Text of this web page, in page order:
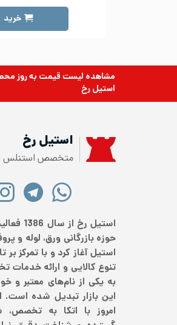
خرید
مشاهده لیست قیمت به روز
استیل رخ
استیل رخ
متخصص استنلس
استیل رخ
حوزه بازرگانی ورق، لوله و
استیل آغاز کرد و با تمرکز بر
تنوع کالایی و ارائه خدمات
به یکی از نام‌های معتبر و
این بازار تبدیل شده است.
امروز با اتکا به تخصص،